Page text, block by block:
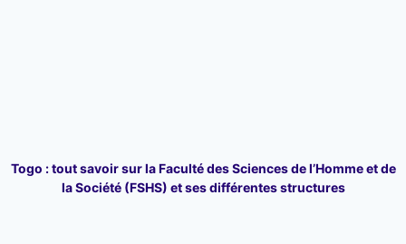
Togo : tout savoir sur la Faculté des Sciences de l’Homme et de
la Société (FSHS) et ses différentes structures